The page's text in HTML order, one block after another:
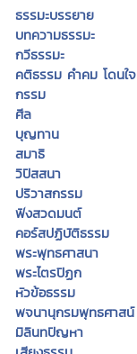
ธรรมะบรรยาย
บทความธรรมะ
กวีธรรมะ
คติธรรม คำคม โดนใจ
กรรม
ศีล
บุญทาน
สมาธิ
วิปัสสนา
ปริวาสกรรม
ฟังสวดมนต์
คอร์สปฏิบัติธรรม
พระพุทธศาสนา
พระไตรปิฏก
หัวข้อธรรม
พจนานุกรมพุทธศาสน์
มิลินทปัญหา